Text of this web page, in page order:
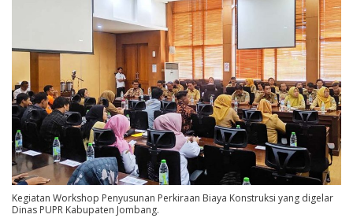
Kegiatan Workshop Penyusunan Perkiraan Biaya Konstruksi yang digelar
Dinas PUPR Kabupaten Jombang.